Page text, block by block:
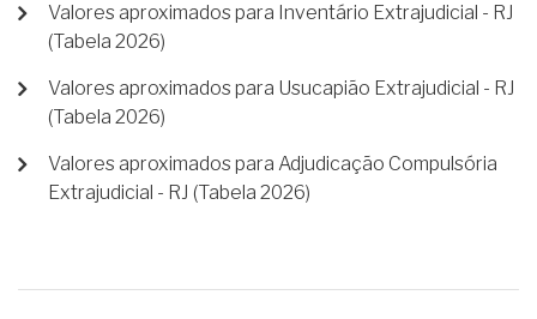
Valores aproximados para Inventário Extrajudicial - RJ
(Tabela 2026)
Valores aproximados para Usucapião Extrajudicial - RJ
(Tabela 2026)
Valores aproximados para Adjudicação Compulsória
Extrajudicial - RJ (Tabela 2026)